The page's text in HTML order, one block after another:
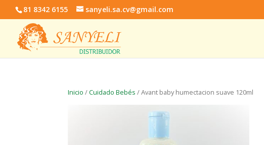
81 8342 6155 sanyeli.sa.cv@gmail.com
Inicio /Cuidado Bebés / Avant baby humectacion suave 120ml